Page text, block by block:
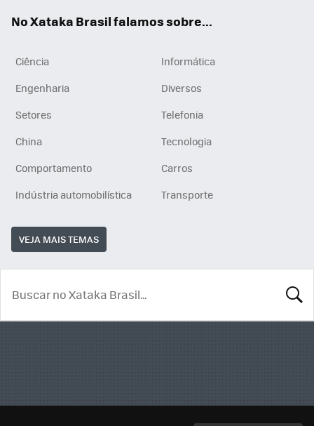
No Xataka Brasil falamos sobre...
Ciência
Informática
Engenharia
Diversos
Setores
Telefonia
China
Tecnologia
Comportamento
Carros
Indústria automobilística
Transporte
VEJA MAIS TEMAS